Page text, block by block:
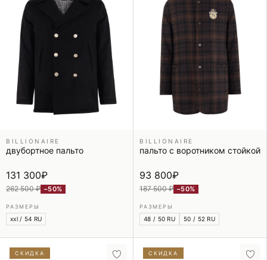
BILLIONAIRE
двубортное пальто
131 300₽
262 500 ₽ −50%
РАЗМЕРЫ
xxl / 54 RU
BILLIONAIRE
пальто с воротником стойкой
93 800₽
187 500 ₽ −50%
РАЗМЕРЫ
48 / 50 RU 50 / 52 RU
СКИДКА СКИДКА